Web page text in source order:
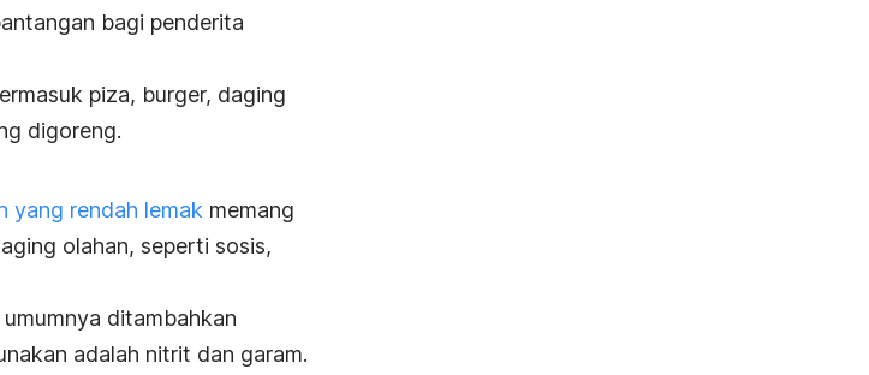
bagi penderita
piza, burger, daging
digoreng.
yang rendah lemak memang
olahan, seperti sosis,
ditambahkan
adalah nitrit dan garam.